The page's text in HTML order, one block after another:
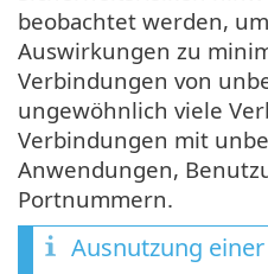
beobachtet werden,
Auswirkungen zu
Verbindungen von
ungewöhnlich viele
Verbindungen mit
Anwendungen,
Portnummern.
Ausnutzung